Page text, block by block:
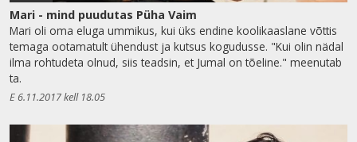
Mari - mind puudutas Püha Vaim
Mari oli oma eluga ummikus, kui üks endine koolikaaslane võttis
temaga ootamatult ühendust ja kutsus kogudusse. "Kui olin nädal
ilma rohtudeta olnud, siis teadsin, et Jumal on tõeline." meenutab
ta.
E 6.11.2017 kell 18.05